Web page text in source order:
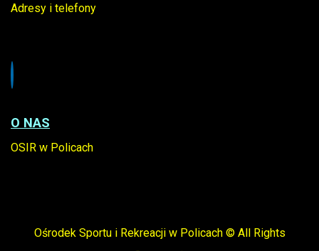
Adresy i telefony
O NAS
OSIR w Policach
Ośrodek Sportu i Rekreacji w Policach © All Rights